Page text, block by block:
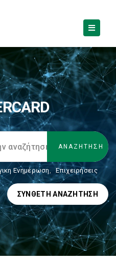
Ενημέρωση, Επιχειρήσεις
ΣΎΝΘΕΤΗ ΑΝΑΖΉΤΗΣΗ